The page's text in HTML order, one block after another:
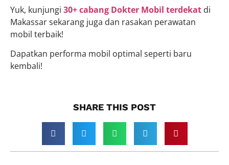
Yuk, kunjungi 30+ cabang Dokter Mobil terdekat di
Makassar sekarang juga dan rasakan perawatan
mobil terbaik!
Dapatkan performa mobil optimal seperti baru
kembali!
SHARE THIS POST​